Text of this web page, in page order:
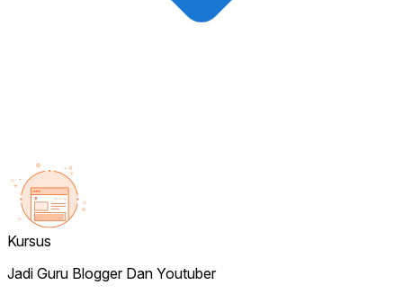
Kursus
Jadi Guru Blogger Dan Youtuber